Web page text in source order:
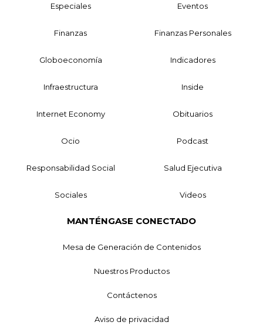
Especiales Eventos
Finanzas Finanzas Personales
Globoeconomía Indicadores
Infraestructura Inside
Internet Economy Obituarios
Ocio Podcast
Responsabilidad Social Salud Ejecutiva
Sociales Videos
MANTÉNGASE CONECTADO
Mesa de Generación de Contenidos
Nuestros Productos
Contáctenos
Aviso de privacidad